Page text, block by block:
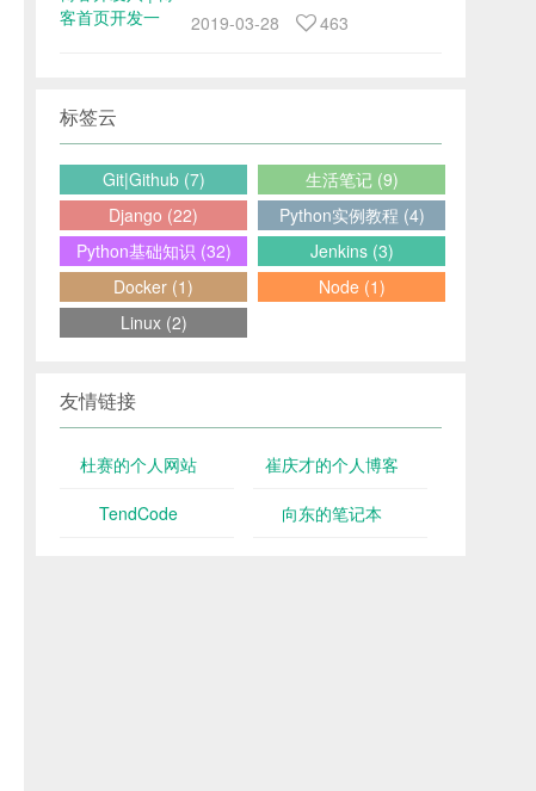
2019-03-28
463
标签云
Git|Github (7)
生活笔记 (9)
Django (22)
Python实例教程 (4)
Python基础知识 (32)
Jenkins (3)
Docker (1)
Node (1)
Linux (2)
友情链接
杜赛的个人网站 崔庆才的个人博客
TendCode 向东的笔记本